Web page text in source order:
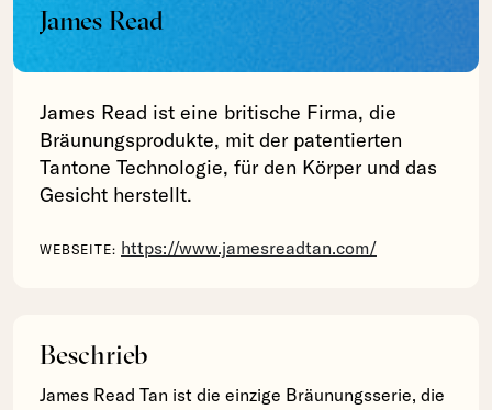
James Read
James Read ist eine britische Firma, die
Bräunungsprodukte, mit der patentierten
Tantone Technologie, für den Körper und das
Gesicht herstellt.
WEBSEITE: https://www.jamesreadtan.com/
Beschrieb
James Read Tan ist die einzige Bräunungsserie, die